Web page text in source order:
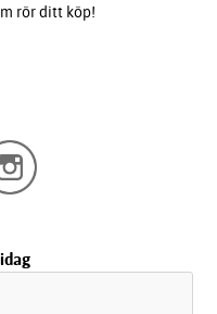
rör ditt köp!